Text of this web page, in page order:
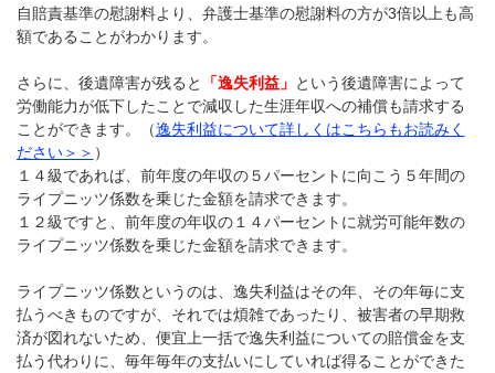
自賠責基準の慰謝料より、弁護士基準の慰謝料の方が3倍以上も高
額であることがわかります。
さらに、後遺障害が残ると 「逸失利益」 という後遺障害によって
労働能力が低下したことで減収した生涯年収への補償も請求する
ことができます。（逸失利益について詳しくはこちらもお読みく
ださい＞＞ ）
１４級であれば、前年度の年収の５パーセントに向こう５年間の
ライプニッツ係数を乗じた金額を請求できます。
１２級ですと、前年度の年収の１４パーセントに就労可能年数の
ライプニッツ係数を乗じた金額を請求できます。
ライプニッツ係数というのは、逸失利益はその年、その年毎に支
払うべきものですが、それでは煩雑であったり、被害者の早期救
済が図れないため、便宜上一括で逸失利益についての賠償金を支
払う代わりに、毎年毎年の支払いにしていれば得ることができた